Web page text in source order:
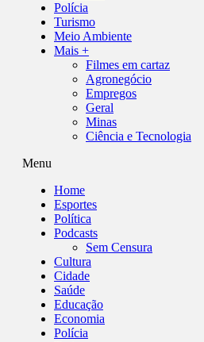
Polícia
Turismo
Meio Ambiente
Mais +
Filmes em cartaz
Agronegócio
Empregos
Geral
Minas
Ciência e Tecnologia
Menu
Home
Esportes
Política
Podcasts
Sem Censura
Cultura
Cidade
Saúde
Educação
Economia
Polícia